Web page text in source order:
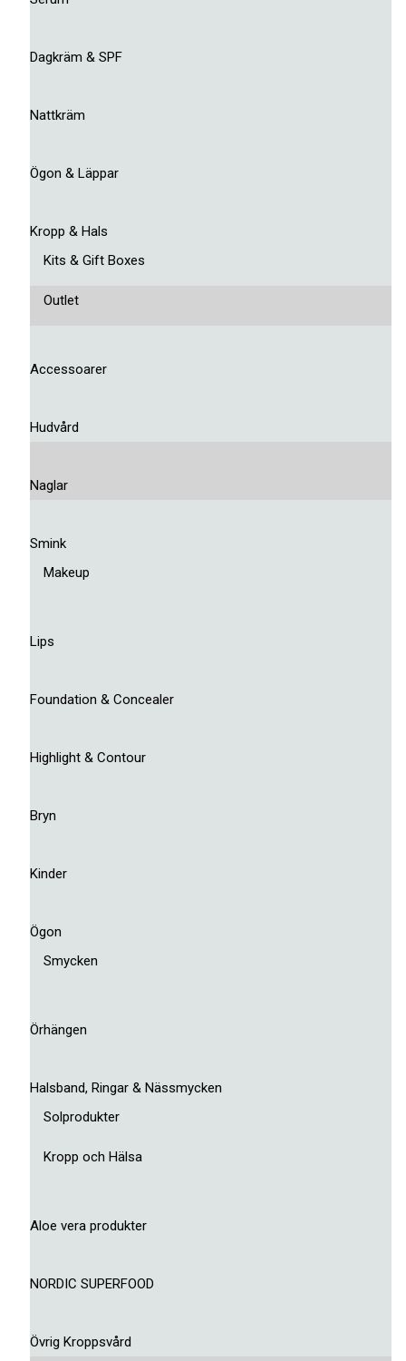
Dagkräm & SPF
Nattkräm
Ögon & Läppar
Kropp & Hals
Kits & Gift Boxes
Outlet
Accessoarer
Hudvård
Naglar
Smink
Makeup
Lips
Foundation & Concealer
Highlight & Contour
Bryn
Kinder
Ögon
Smycken
Örhängen
Halsband, Ringar & Nässmycken
Solprodukter
Kropp och Hälsa
Aloe vera produkter
NORDIC SUPERFOOD
Övrig Kroppsvård